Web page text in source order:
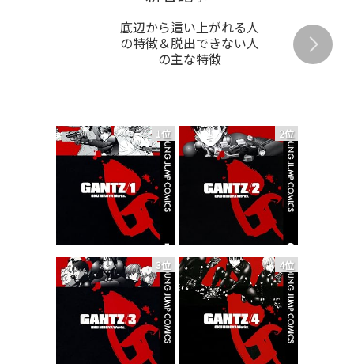
底辺から這い上がれる人
の特徴＆脱出できない人
の主な特徴
1位 2位
3位 4位